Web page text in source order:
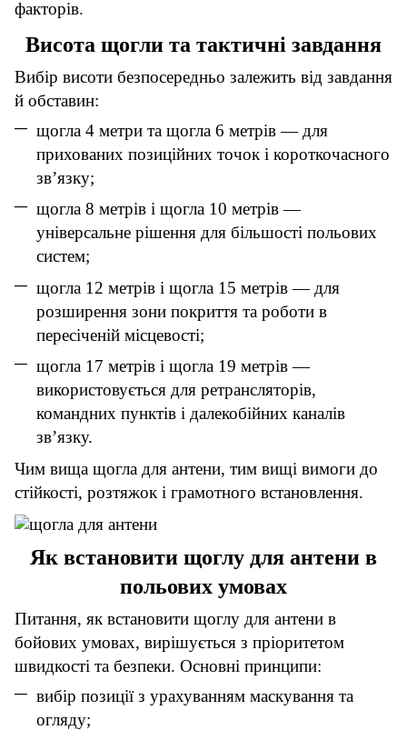
факторів.
Висота щогли та тактичні завдання
Вибір висоти безпосередньо залежить від завдання
й обставин:
щогла 4 метри та щогла 6 метрів— для
прихованих позиційних точок і короткочасного
зв’язку;
щогла 8 метрів і щогла 10 метрів—
універсальне рішення для більшості польових
систем;
щогла 12 метрів і щогла 15 метрів— для
розширення зони покриття та роботи в
пересіченій місцевості;
щогла 17 метрів і щогла 19 метрів—
використовується для ретрансляторів,
командних пунктів і далекобійних каналів
зв’язку.
Чим вища щогла для антени, тим вищі вимоги до
стійкості, розтяжок і грамотного встановлення.
Як встановити щоглу для антени в
польових умовах
Питання, як встановити щоглу для антени в
бойових умовах, вирішується з пріоритетом
швидкості та безпеки. Основні принципи:
вибір позиції з урахуванням маскування та
огляду;